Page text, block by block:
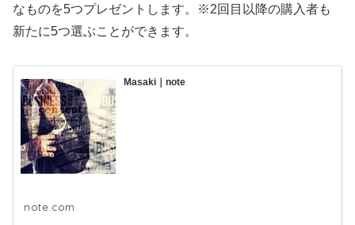
なものを5つプレゼントします。※2回目以降の購入者も
新たに5つ選ぶことができます。
Masaki｜note
note.com